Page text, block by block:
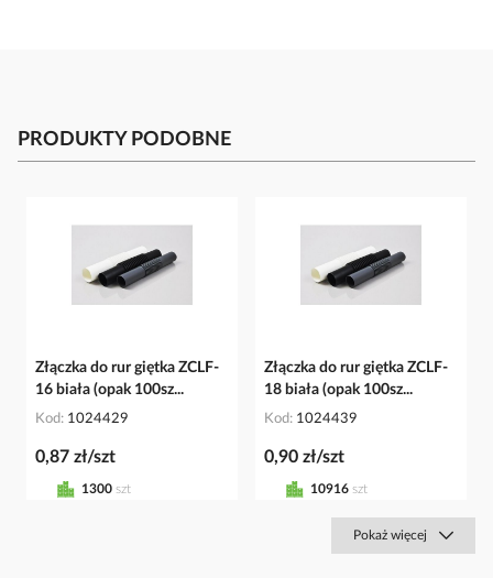
PRODUKTY PODOBNE
Złączka do rur giętka ZCLF-
16 biała (opak 100sz...
Kod 1024429
0,87 zł/szt
1300 szt
Złączka do rur giętka ZCLF-
18 biała (opak 100sz...
Kod 1024439
0,90 zł/szt
10916 szt
Pokaż więcej